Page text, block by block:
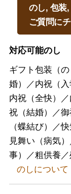
のし, 包装
ご質問に
対応可能のし
ギフト包装（
婚）／内祝（
内祝（全快）
祝（結婚）／
（蝶結び）／
見舞い（病気
事）／粗供養
のしについて